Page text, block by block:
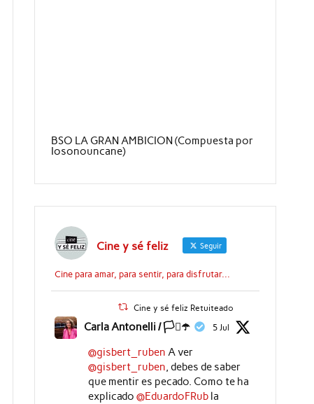
BSO LA GRAN AMBICION (Compuesta por
Iosonouncane)
Cine y sé feliz Seguir
Cine para amar, para sentir, para disfrutar...
Cine y sé feliz Retuiteado
Carla Antonelli / 🏳️‍⚧️☂️ 5 Jul
@gisbert_ruben A ver
@gisbert_ruben, debes de saber
que mentir es pecado. Como te ha
explicado @EduardoFRubla